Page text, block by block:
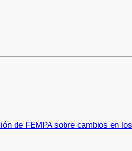
de FEMPA sobre cambios en los